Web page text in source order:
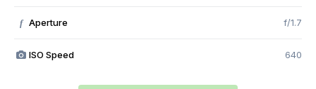
f Aperture f/1.7
ISO Speed 640